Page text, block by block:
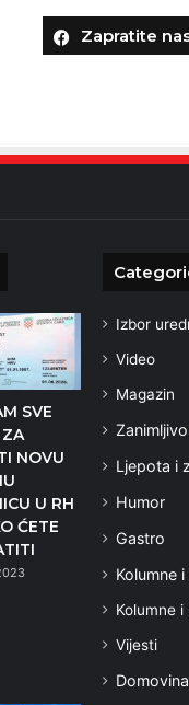
Zapratite
SVE
ZA
NOVU
U RH
ĆETE
Izbor
Video
Magazin
Ljepota i
Humor
Gastro
Kolumne
Kolumne
Vijesti
Domovina